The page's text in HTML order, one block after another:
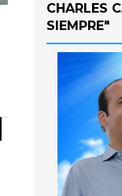
CHARLES
SIEMPRE"